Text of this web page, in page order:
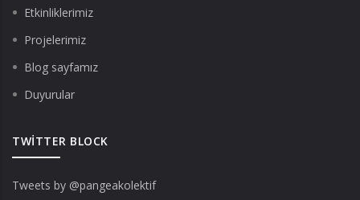
Etkinliklerimiz
Projelerimiz
Blog sayfamız
Duyurular
TWITTER BLOCK
Tweets by @pangeakolektif